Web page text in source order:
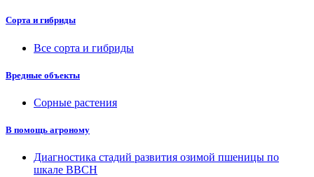
Сорта и гибриды
Все сорта и гибриды
Вредные объекты
Сорные растения
В помощь агроному
Диагностика стадий развития озимой пшеницы по
шкале ВВСН